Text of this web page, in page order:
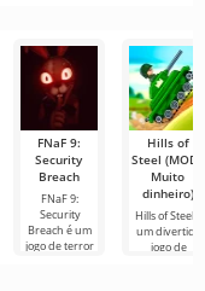
FNaF 9:
Security
Breach
FNaF 9:
Security
Breach é um
jogo de terror
Hills of
Steel (MOD -
Muito
dinheiro)
Hills of Steel é
um divertido
jogo de